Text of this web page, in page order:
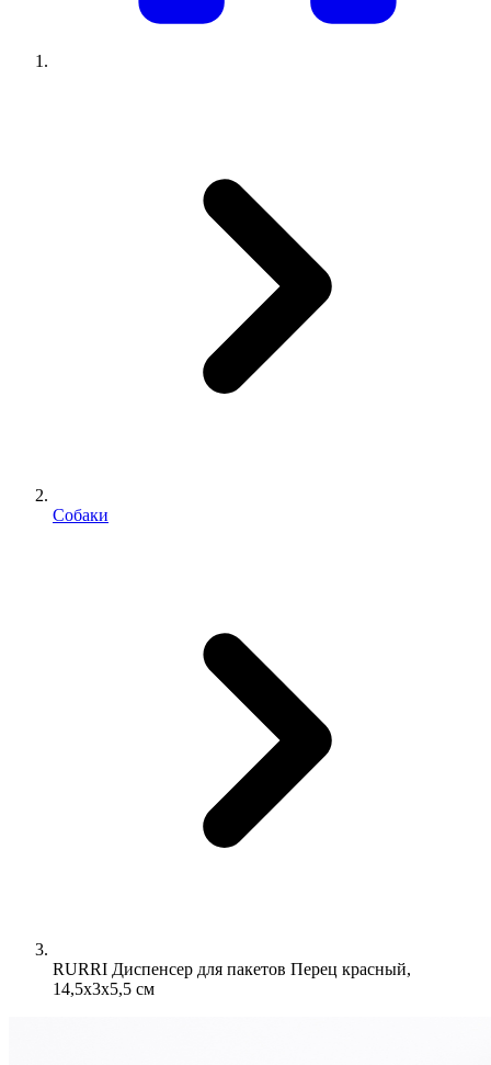
Собаки
RURRI Диспенсер для пакетов Перец красный,
14,5x3x5,5 см